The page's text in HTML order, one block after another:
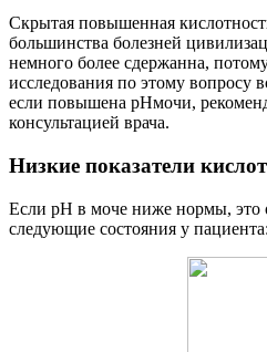
Скрытая повышенная
большинства болезней
немного более сдержанна,
исследования по этому вопросу
если повышена pHмочи,
консультацией врача.
Низкие показатели
Если рН в моче ниже нормы, это
следующие состояния у пациента: